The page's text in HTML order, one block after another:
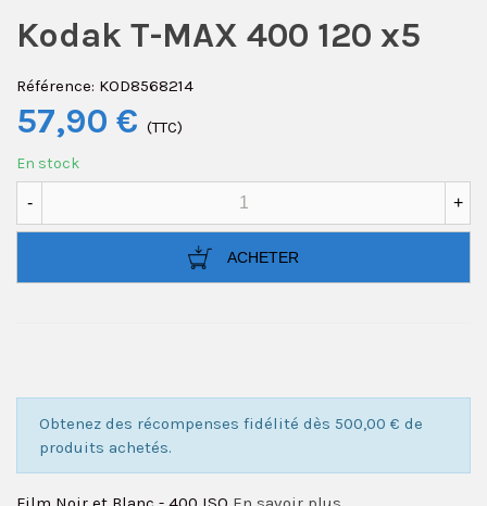
Kodak T-MAX 400 120 x5
Référence: KOD8568214
57,90 € (TTC)
En stock
- +
ACHETER
Obtenez des récompenses fidélité dès 500,00 € de
produits achetés.